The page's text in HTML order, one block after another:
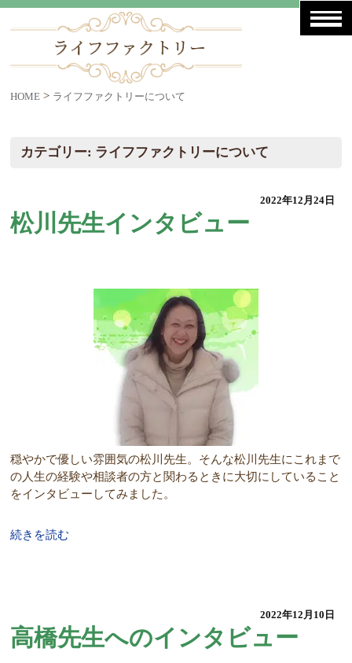
HOME > ライフファクトリーについて
カテゴリー: ライフファクトリーについて
2022年12月24日
松川先生インタビュー
穏やかで優しい雰囲気の松川先生。そんな松川先生にこれまで
の人生の経験や相談者の方と関わるときに大切にしていること
をインタビューしてみました。
続きを読む
2022年12月10日
高橋先生へのインタビュー